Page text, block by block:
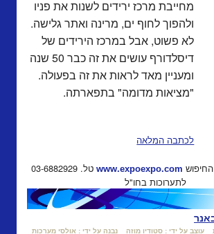
מחייבת מרכז ירידים לשנות את פניו
ולהפוך לחוף ים, מרינה ואתר גלישה.
לא פשוט, אבל במרכז הירידים של
דיסלדורף עושים את זה כבר 50 שנה
ומעניין מאד לראות את זה בפעולה.
"מציאות מדומה" בתפארתה.
לכתבה המלאה
טל. 03-6882929 www.expoexpo.com
לתערוכות בחו"ל
עוצב על ידי : סטודיו מוזה נבנה על ידי : אולסי מערכות